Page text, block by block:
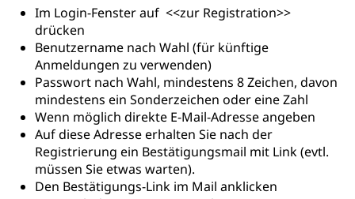
Im Login-Fenster auf <<zur Registration>>
drücken
Benutzername nach Wahl (für künftige
Anmeldungen zu verwenden)
Passwort nach Wahl, mindestens 8 Zeichen, davon
mindestens ein Sonderzeichen oder eine Zahl
Wenn möglich direkte E-Mail-Adresse angeben
Auf diese Adresse erhalten Sie nach der
Registrierung ein Bestätigungsmail mit Link (evtl.
müssen Sie etwas warten).
Den Bestätigungs-Link im Mail anklicken
Heilpädagogische Schulen
Kinderbetreuung
Freiwilliges Kindergarten Jahr
Frühe Sprachförderung
Kindergarten & Basisstufe
Frühe Förderung
Gesundheit und Soziales
Konsumentenschutz
Konsumentenrechte, Produktsicherheit,
Preisüberwachung, Preisüberwacher,
Konsumentenorganisation, parallele Einfuhr,
regionale Erschöpfung, nationale Erschöpfung,
internationale Erschöpfung, Preisabsprache, Kartell,